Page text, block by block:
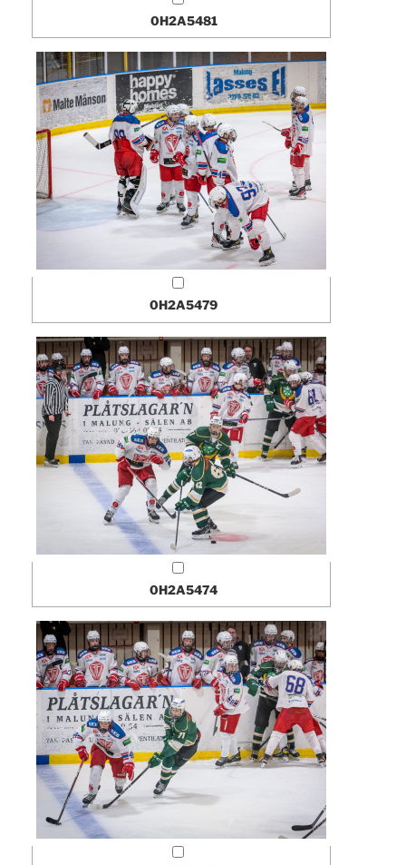
0H2A5481
0H2A5479
0H2A5474